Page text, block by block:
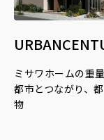
ミサワホームの重
都市とつながり、
物